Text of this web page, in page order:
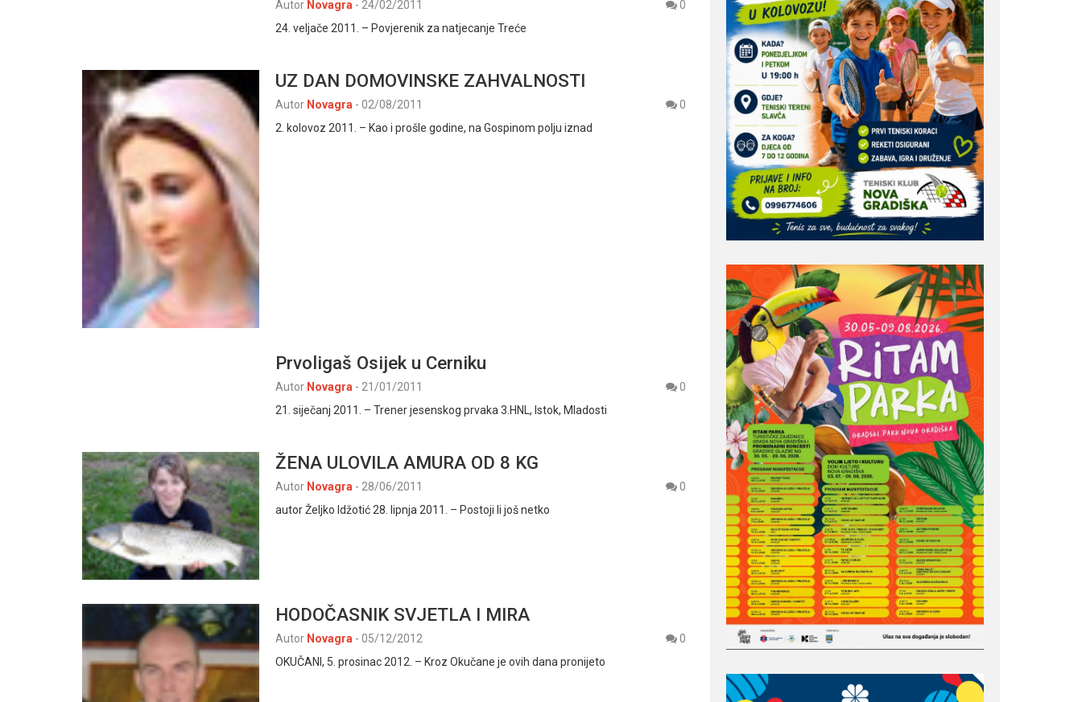
Autor Novagra - 24/02/2011
0
24. veljače 2011. – Povjerenik za natjecanje Treće
UZ DAN DOMOVINSKE ZAHVALNOSTI
Autor Novagra - 02/08/2011
0
2. kolovoz 2011. – Kao i prošle godine, na Gospinom polju iznad
Prvoligaš Osijek u Cerniku
Autor Novagra - 21/01/2011
0
21. siječanj 2011. – Trener jesenskog prvaka 3.HNL, Istok, Mladosti
ŽENA ULOVILA AMURA OD 8 KG
Autor Novagra - 28/06/2011
0
autor Željko Idžotić 28. lipnja 2011. – Postoji li još netko
HODOČASNIK SVJETLA I MIRA
Autor Novagra - 05/12/2012
0
OKUČANI, 5. prosinac 2012. – Kroz Okučane je ovih dana pronijeto